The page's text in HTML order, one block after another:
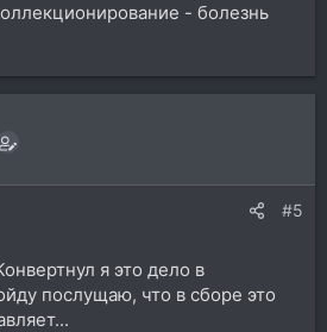
- болезнь
#5
я это дело в
послущаю, что в сборе это